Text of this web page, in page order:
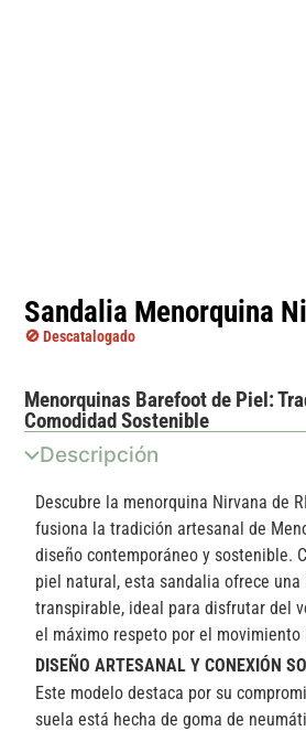
Sandalia Menorquina
🚫 Descatalogado
Menorquinas Barefoot de Piel:
Comodidad Sostenible
Descripción
Descubre la menorquina Nirvana de
fusiona la tradición artesanal de
diseño contemporáneo y sostenible.
piel natural, esta sandalia ofrece una
transpirable, ideal para disfrutar del
el máximo respeto por el movimiento
DISEÑO ARTESANAL Y CONEXIÓN
Este modelo destaca por su
suela está hecha de goma de